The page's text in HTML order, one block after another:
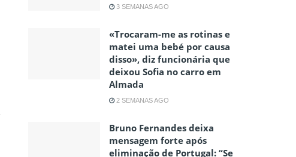
3 SEMANAS AGO
«Trocaram-me as rotinas e
matei uma bebé por causa
disso», diz funcionária que
deixou Sofia no carro em
Almada
2 SEMANAS AGO
Bruno Fernandes deixa
mensagem forte após
eliminação de Portugal: “Se